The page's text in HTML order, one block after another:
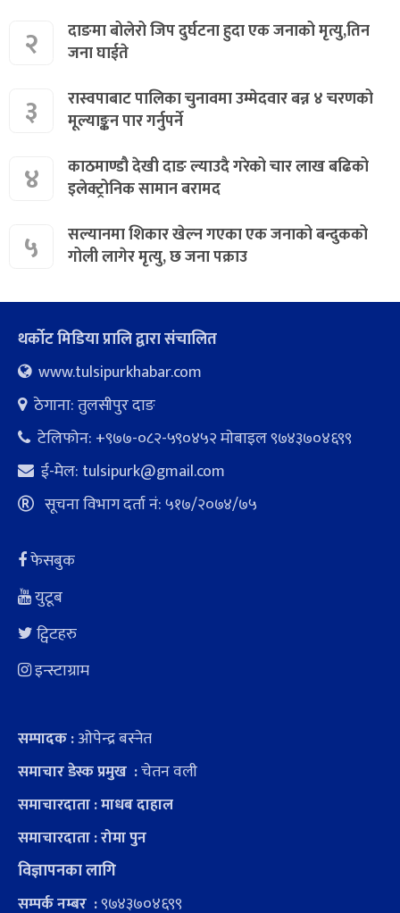
२
दाङमा बोलेरो जिप दुर्घटना हुदा एक जनाको मृत्यु,तिन
जना घाईते
३
रास्वपाबाट पालिका चुनावमा उम्मेदवार बन्न ४ चरणको
मूल्याङ्कन पार गर्नुपर्ने
४
काठमाण्डौ देखी दाङ ल्याउदै गरेको चार लाख बढिको
इलेक्ट्रोनिक सामान बरामद
५
सल्यानमा शिकार खेल्न गएका एक जनाको बन्दुकको
गोली लागेर मृत्यु, छ जना पक्राउ
थर्कोट मिडिया प्रालि द्वारा संचालित
www.tulsipurkhabar.com
ठेगाना: तुलसीपुर दाङ
टेलिफोन: +९७७-०८२-५९०४५२ माेबाइल ९७४३७०४६९९
ई-मेल: tulsipurk@gmail.com
सूचना विभाग दर्ता नं: ५१७/२०७४/७५
फेसबुक
युटूब
ट्विटहरु
इन्स्टाग्राम
सम्पादक :ओपेन्द्र बस्नेत
समाचार डेस्क प्रमुख :चेतन वली
समाचारदाता : माधब दाहाल
समाचारदाता : रोमा पुन
विज्ञापनका लागि
सम्पर्क नम्बर :९७४३७०४६९९